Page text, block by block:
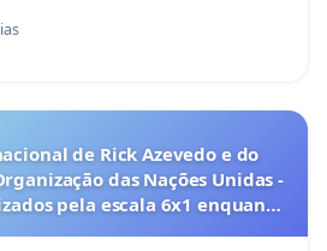
civil e a ação civil pública,
interesses difusos e
inconstitucionalidade ou
de intervenção da União e dos
de Rick Azevedo e do
das Nações Unidas -
pela escala 6x1 enquanto